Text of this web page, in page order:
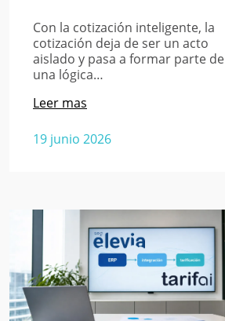
Con la cotización inteligente, la
cotización deja de ser un acto
aislado y pasa a formar parte de
una lógica…
19 junio 2026
Leer mas